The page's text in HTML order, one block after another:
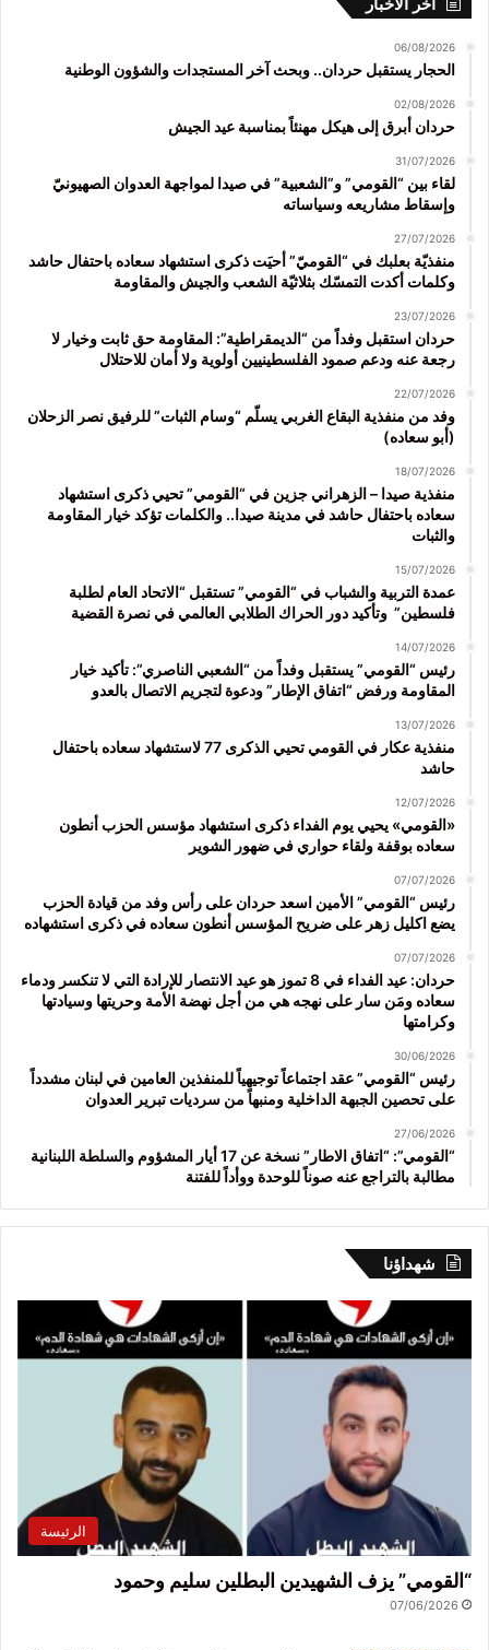
06/08/2026
الحجار يستقبل حردان.. وبحث آخر المستجدات والشؤون الوطنية
02/08/2026
حردان أبرق إلى هيكل مهنئاً بمناسبة عيد الجيش
31/07/2026
لقاء بين “القومي” و”الشعبية” في صيدا لمواجهة العدوان الصهيونيّ
وإسقاط مشاريعه وسياساته
27/07/2026
منفذيّة بعلبك في “القوميّ” أحيَت ذكرى استشهاد سعاده باحتفال حاشد
وكلمات أكدت التمسّك بثلاثيّة الشعب والجيش والمقاومة
23/07/2026
حردان استقبل وفداً من “الديمقراطية”: المقاومة حق ثابت وخيار لا
رجعة عنه ودعم صمود الفلسطينيين أولوية ولا أمان للاحتلال
22/07/2026
وفد من منفذية البقاع الغربي يسلّم “وسام الثبات” للرفيق نصر الزحلان
(أبو سعاده)
18/07/2026
منفذية صيدا – الزهراني جزين في “القومي” تحيي ذكرى استشهاد
سعاده باحتفال حاشد في مدينة صيدا.. والكلمات تؤكد خيار المقاومة
والثبات
15/07/2026
عمدة التربية والشباب في “القومي” تستقبل “الاتحاد العام لطلبة
فلسطين” وتأكيد دور الحراك الطلابي العالمي في نصرة القضية
14/07/2026
رئيس “القومي” يستقبل وفداً من “الشعبي الناصري”: تأكيد خيار
المقاومة ورفض “اتفاق الإطار” ودعوة لتجريم الاتصال بالعدو
13/07/2026
منفذية عكار في القومي تحيي الذكرى 77 لاستشهاد سعاده باحتفال
حاشد
12/07/2026
«القومي» يحيي يوم الفداء ذكرى استشهاد مؤسس الحزب أنطون
سعاده بوقفة ولقاء حواري في ضهور الشوير
07/07/2026
رئيس “القومي” الأمين اسعد حردان على رأس وفد من قيادة الحزب
يضع اكليل زهر على ضريح المؤسس أنطون سعاده في ذكرى استشهاده
07/07/2026
حردان: عيد الفداء في 8 تموز هو عيد الانتصار للإرادة التي لا تنكسر ودماء
سعاده ومَن سار على نهجه هي من أجل نهضة الأمة وحريتها وسيادتها
وكرامتها
30/06/2026
رئيس “القومي” عقد اجتماعاً توجيهياً للمنفذين العامين في لبنان مشدداً
على تحصين الجبهة الداخلية ومنبهاً من سرديات تبرير العدوان
27/06/2026
“القومي”: “اتفاق الاطار” نسخة عن 17 أيار المشؤوم والسلطة اللبنانية
مطالبة بالتراجع عنه صوناً للوحدة ووأداً للفتنة
شهداؤنا
الرئيسة
“القومي” يزف الشهيدين البطلين سليم وحمود
07/06/2026